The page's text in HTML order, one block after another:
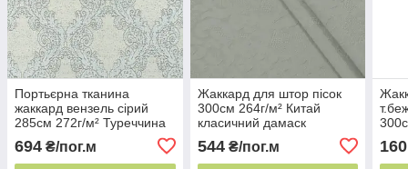
Портьєрна тканина
жаккард вензель сірий
285см 272г/м² Туреччина
694 ₴/пог.м
Жаккард для штор пісок
300см 264г/м² Китай
класичний дамаск
544₴/пог.м 160